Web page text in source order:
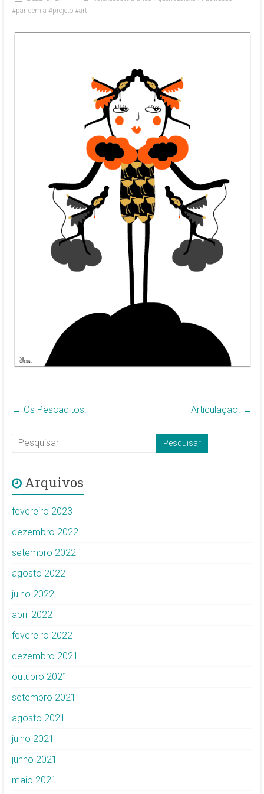
#pandemia #projeto #art
← Os Pescaditos. Articulação. →
Arquivos
fevereiro 2023
dezembro 2022
setembro 2022
agosto 2022
julho 2022
abril 2022
fevereiro 2022
dezembro 2021
outubro 2021
setembro 2021
agosto 2021
julho 2021
junho 2021
maio 2021